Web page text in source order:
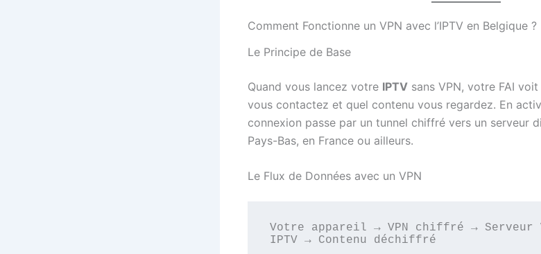
Comment Fonctionne un VPN avec l’IPTV en Belgique ?
Le Principe de Base
Quand vous lancez votre IPTV sans VPN, votre FAI
vous contactez et quel contenu vous regardez. En
connexion passe par un tunnel chiffré vers un serveur
Pays-Bas, en France ou ailleurs.
Le Flux de Données avec un VPN
Votre appareil → VPN chiffré → Serveur